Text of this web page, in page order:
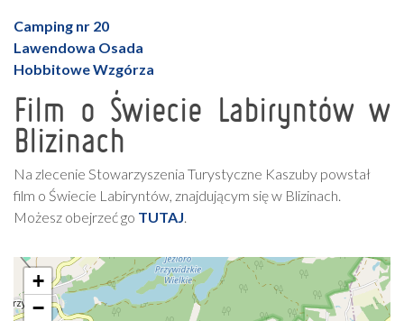
Camping nr 20
Lawendowa Osada
Hobbitowe Wzgórza
Film o Świecie Labiryntów w
Blizinach
Na zlecenie Stowarzyszenia Turystyczne Kaszuby powstał
film o Świecie Labiryntów, znajdującym się w Blizinach.
Możesz obejrzeć go TUTAJ.
+
−